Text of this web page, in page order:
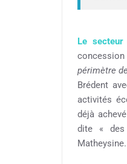
Le secteur
concession
périmètre
Brédent
activités
déjà
dite « des
Matheysine.